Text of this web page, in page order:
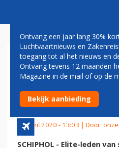
KLM: FLYING
HOUDEN
STATUS
15 april 2020 - 13:03 | Door:
SCHIPHOL - Elite-leden
Ontvang een jaar lang 30%
Luchtvaartnieuws en
toegang tot al het nieuws en
Ontvang tevens 12 maanden
Magazine in de mail of op de
Bekijk aanbieding